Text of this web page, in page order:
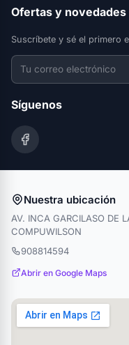
Ofertas y novedades
Suscríbete y sé el primero
Síguenos
Nuestra ubicación
AV. INCA GARCILASO DE
COMPUWILSON
908814594
Abrir en Google Maps